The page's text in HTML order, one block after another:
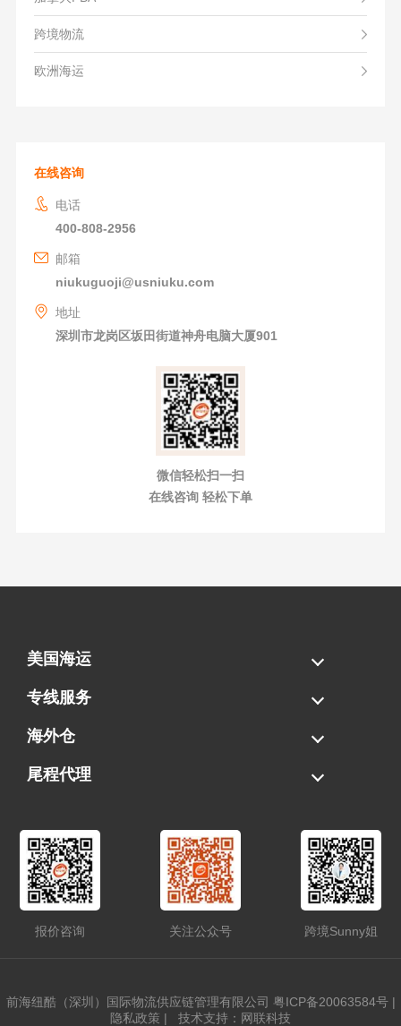
跨境物流
欧洲海运
在线咨询
电话
400-808-2956
邮箱
niukuguoji@usniuku.com
地址
深圳市龙岗区坂田街道神舟电脑大厦901
微信轻松扫一扫
在线咨询 轻松下单
美国海运
海运拼柜
海运整柜
美国海卡
加拿大海运
专线服务
FBA专线直送
超大件专线
AWD专线
电池专线
海外仓
一件代发
FBA中转
贴标换标
拆柜/存储
尾程代理
报价咨询 关注公众号 跨境Sunny姐
前海纽酷（深圳）国际物流供应链管理有限公司 粤ICP备20063584号|
隐私政策 | 技术支持：网联科技